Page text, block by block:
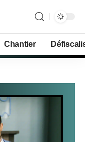
Chantier